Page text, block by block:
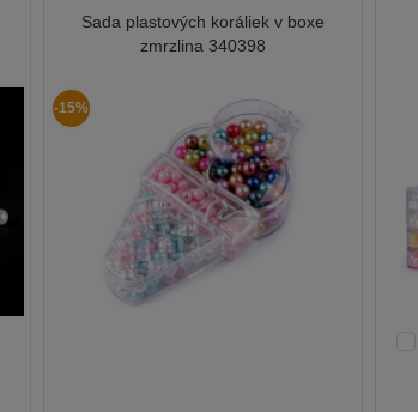
Sada plastových koráliek v boxe
zmrzlina 340398
-15%